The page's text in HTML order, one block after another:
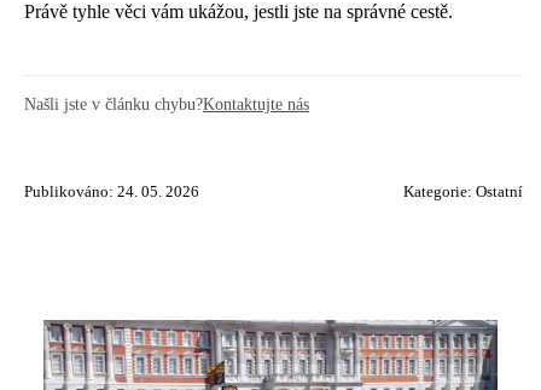
Právě tyhle věci vám ukážou, jestli jste na správné cestě.
Našli jste v článku chybu?Kontaktujte nás
Publikováno: 24. 05. 2026 Kategorie: Ostatní